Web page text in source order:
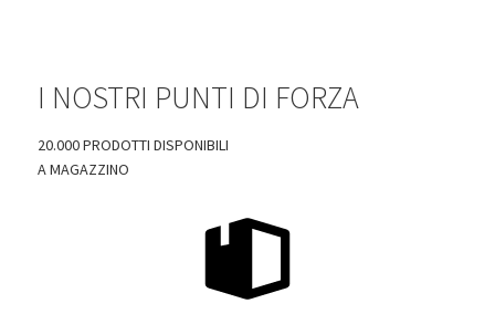
I NOSTRI PUNTI DI FORZA
20.000 PRODOTTI DISPONIBILI
A MAGAZZINO